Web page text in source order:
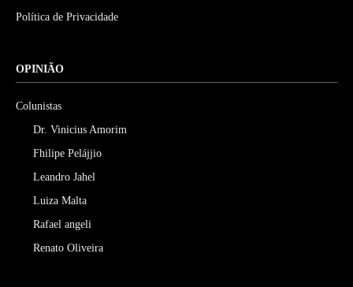
Política de Privacidade
OPINIÃO
Colunistas
Dr. Vinicius Amorim
Fhilipe Pelájjio
Leandro Jahel
Luiza Malta
Rafael angeli
Renato Oliveira